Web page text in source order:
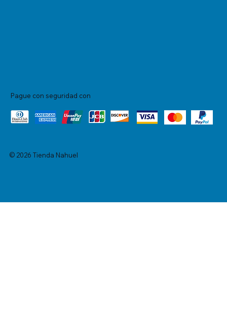
Pague con seguridad con
© 2026 Tienda Nahuel